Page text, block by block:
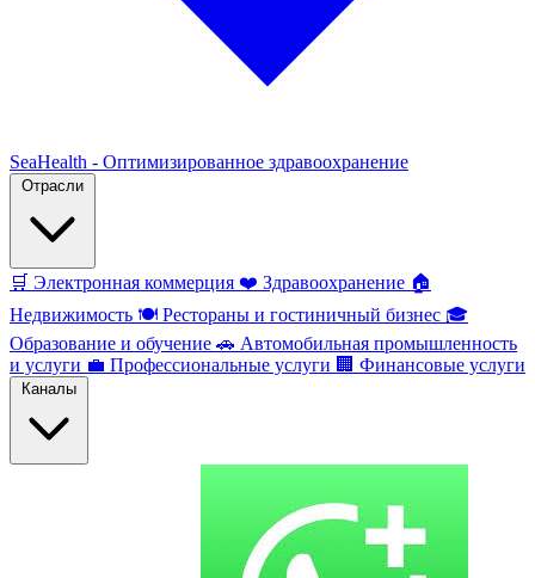
SeaHealth - Оптимизированное здравоохранение
🛒 Электронная коммерция ❤️ Здравоохранение 🏠
Недвижимость 🍽️ Рестораны и гостиничный бизнес 🎓
Образование и обучение 🚗 Автомобильная промышленность
и услуги 💼 Профессиональные услуги 🏢 Финансовые услуги